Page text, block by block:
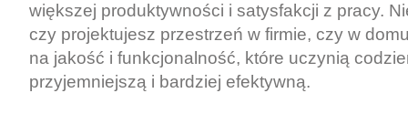
większej produktywności i satysfakcji z pracy.
czy projektujesz przestrzeń w firmie, czy w
na jakość i funkcjonalność, które uczynią
przyjemniejszą i bardziej efektywną.